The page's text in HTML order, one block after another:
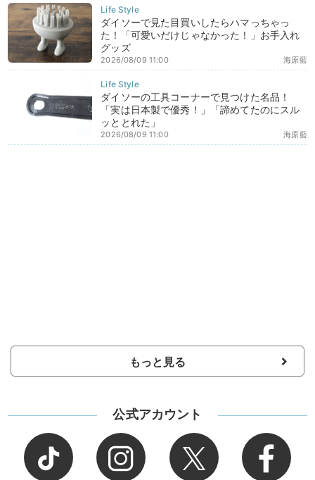
ダイソーで見た目買いしたらハマっちゃっ
た！「可愛いだけじゃなかった！」お手入れ
グッズ
海原藍
2026/08/09 11:00
ダイソーの工具コーナーで見つけた名品！
「実は日本製で優秀！」「諦めてたのにスル
ッととれた」
海原藍
2026/08/09 11:00
もっと見る
公式アカウント